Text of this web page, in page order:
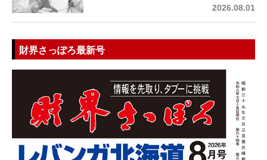
2026.08.01
財界さっぽろ最新号